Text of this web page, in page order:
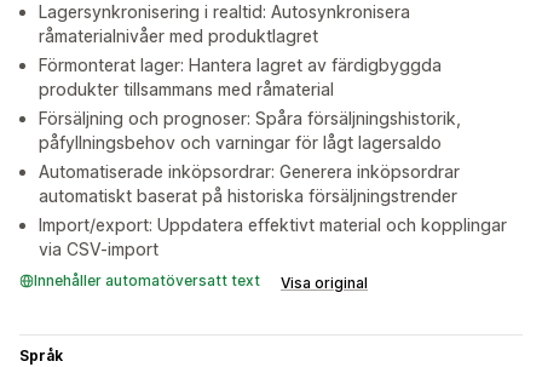
Lagersynkronisering i realtid: Autosynkronisera
råmaterialnivåer med produktlagret
Förmonterat lager: Hantera lagret av färdigbyggda
produkter tillsammans med råmaterial
Försäljning och prognoser: Spåra försäljningshistorik,
påfyllningsbehov och varningar för lågt lagersaldo
Automatiserade inköpsordrar: Generera inköpsordrar
automatiskt baserat på historiska försäljningstrender
Import/export: Uppdatera effektivt material och kopplingar
via CSV-import
Innehåller automatöversatt text Visa original
Språk